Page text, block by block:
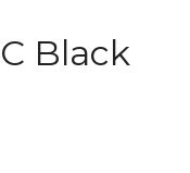
Black